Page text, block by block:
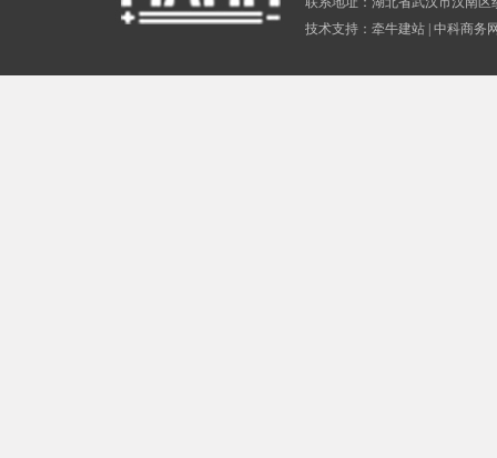
技术支持： 牵牛建站 中科商务